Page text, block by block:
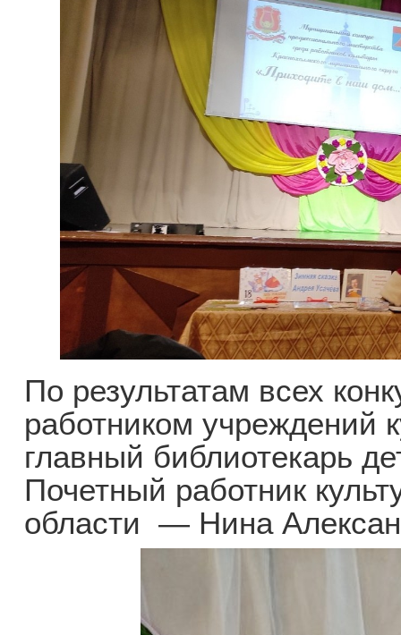
По результатам всех
работником учреждений
главный библиотекарь
Почетный работник
области — Нина